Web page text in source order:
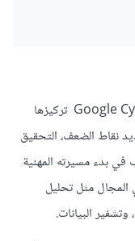
Google Cybersecurity Professional Certificate تركيزها
نقاط الضعف، التحقيق
بدء مسيرته المهنية
مثل تحليل
البيانات.